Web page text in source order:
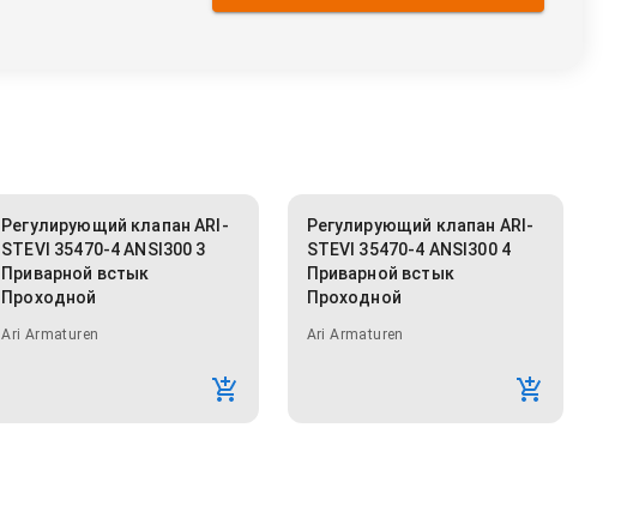
Регулирующий клапан ARI-
STEVI 35470-4 ANSI300 3
Приварной встык
Проходной
Ari Armaturen
Регулирующий клапан ARI-
STEVI 35470-4 ANSI300 4
Приварной встык
Проходной
Ari Armaturen